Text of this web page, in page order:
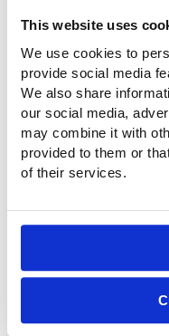
This website uses
We use cookies to
provide social media
We also share
our social media,
may combine it with
provided to them or
of their services.
da 165T verso il
Accorciare le
LEVELT. La TBM